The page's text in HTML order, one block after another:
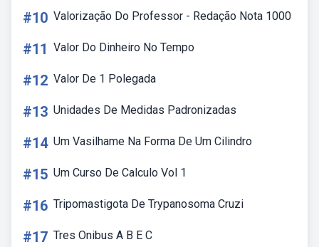
#10 Valorização Do Professor - Redação Nota 1000
#11 Valor Do Dinheiro No Tempo
#12 Valor De 1 Polegada
#13 Unidades De Medidas Padronizadas
#14 Um Vasilhame Na Forma De Um Cilindro
#15 Um Curso De Calculo Vol 1
#16 Tripomastigota De Trypanosoma Cruzi
#17 Tres Onibus A B E C